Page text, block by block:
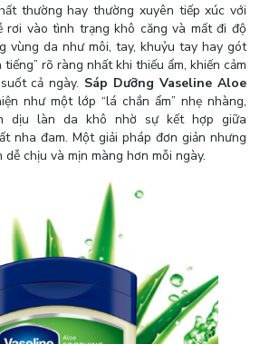
thường hay thường xuyên tiếp xúc với
rơi vào tình trạng khô căng và mất đi độ
vùng da như môi, tay, khuỷu tay hay gót
rõ ràng nhất khi thiếu ẩm, khiến cảm
cả ngày. Sáp Dưỡng Vaseline Aloe
như một lớp “lá chắn ẩm” nhẹ nhàng,
dịu làn da khô nhờ sự kết hợp giữa
nha đam. Một giải pháp đơn giản nhưng
chịu và mịn màng hơn mỗi ngày.